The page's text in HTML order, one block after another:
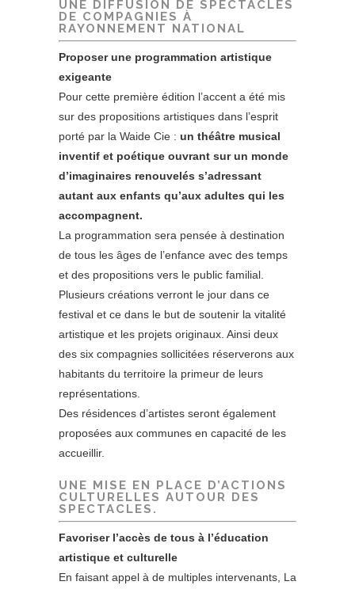
UNE DIFFUSION
DE SPECTACLES
DE COMPAGNIES À
RAYONNEMENT NATIONAL
Proposer une programmation artistique
exigeante
Pour cette première édition l’accent a été mis
sur des propositions artistiques dans l’esprit
porté par la Waide Cie : un théâtre musical
inventif et poétique ouvrant sur un monde
d’imaginaires renouvelés s’adressant
autant aux enfants qu’aux adultes qui les
accompagnent.
La programmation sera pensée à destination
de tous les âges de l’enfance avec des temps
et des propositions vers le public familial.
Plusieurs créations verront le jour dans ce
festival et ce dans le but de soutenir la vitalité
artistique et les projets originaux. Ainsi deux
des six compagnies sollicitées réserverons aux
habitants du territoire la primeur de leurs
représentations.
Des résidences d’artistes seront également
proposées aux communes en capacité de les
accueillir.
UNE MISE EN PLACE D’ACTIONS
CULTURELLES AUTOUR DES
SPECTACLES.
Favoriser l’accès de tous à l’éducation
artistique et culturelle
En faisant appel à de multiples intervenants, La